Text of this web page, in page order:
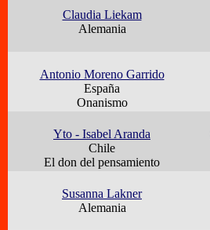
Claudia Liekam
Alemania
Antonio Moreno Garrido
España
Onanismo
Yto - Isabel Aranda
Chile
El don del pensamiento
Susanna Lakner
Alemania